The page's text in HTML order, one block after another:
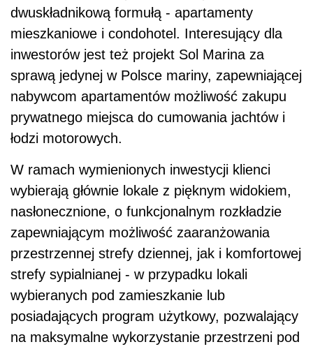
dwuskładnikową formułą - apartamenty
mieszkaniowe i condohotel. Interesujący dla
inwestorów jest też projekt Sol Marina za
sprawą jedynej w Polsce mariny, zapewniającej
nabywcom apartamentów możliwość zakupu
prywatnego miejsca do cumowania jachtów i
łodzi motorowych.
W ramach wymienionych inwestycji klienci
wybierają głównie lokale z pięknym widokiem,
nasłonecznione, o funkcjonalnym rozkładzie
zapewniającym możliwość zaaranżowania
przestrzennej strefy dziennej, jak i komfortowej
strefy sypialnianej - w przypadku lokali
wybieranych pod zamieszkanie lub
posiadających program użytkowy, pozwalający
na maksymalne wykorzystanie przestrzeni pod